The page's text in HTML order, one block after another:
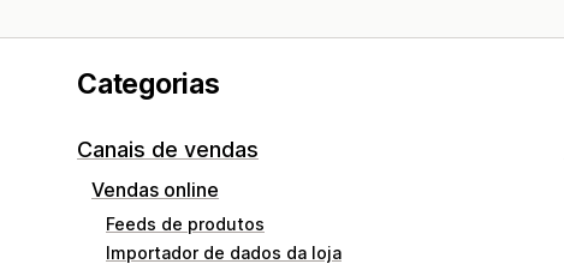
Categorias
Canais de vendas
Vendas online
Feeds de produtos
Importador de dados da loja